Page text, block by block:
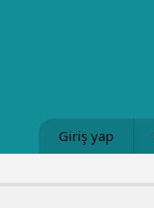
Giriş yap